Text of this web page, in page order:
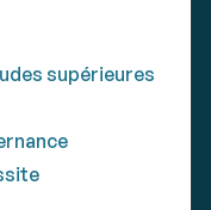
supérieures